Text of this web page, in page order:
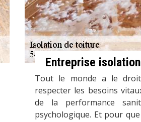
Entreprise
Tout le monde a le
respecter les besoins
de la performance
psychologique. Et pour